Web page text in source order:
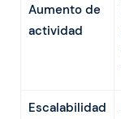
Aumento de
actividad
Escalabilidad